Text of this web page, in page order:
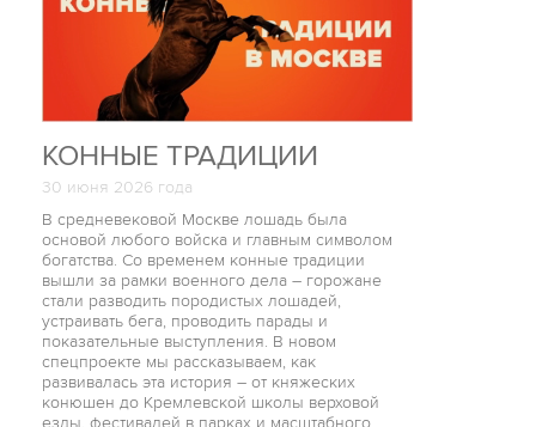
КОННЫЕ ТРАДИЦИИ
30 июня 2026 года
В средневековой Москве лошадь была
основой любого войска и главным символом
богатства. Со временем конные традиции
вышли за рамки военного дела – горожане
стали разводить породистых лошадей,
устраивать бега, проводить парады и
показательные выступления. В новом
спецпроекте мы рассказываем, как
развивалась эта история – от княжеских
конюшен до Кремлевской школы верховой
езды, фестивалей в парках и масштабного
обновления столичного ипподрома.